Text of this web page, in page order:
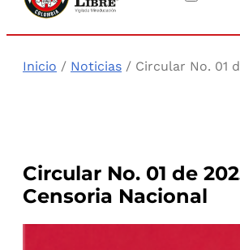
Inicio / Noticias / Circular No. 01
Circular No. 01 de
Censoria Nacional